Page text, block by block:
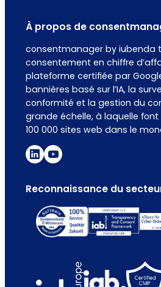
À propos de
consentmanager by iubenda
consentement en chiffre
plateforme certifiée par
bannières basé sur l’IA, la
conformité et la gestion du
grande échelle, à laquelle
100 000 sites web dans le
Reconnaissance du